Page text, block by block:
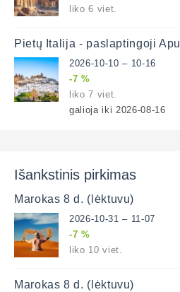
liko 6 viet.
Pietų Italija - paslaptingoji
2026-10-10 – 10-16
-7 %
liko 7 viet.
galioja iki 2026-08-16
Išankstinis pirkimas
Marokas 8 d. (lėktuvu)
2026-10-31 – 11-07
-7 %
liko 10 viet.
Marokas 8 d. (lėktuvu)